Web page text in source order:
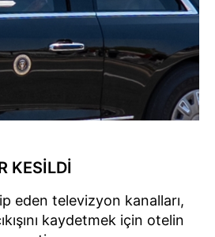
KESİLDİ
eden televizyon kanalları,
kaydetmek için otelin